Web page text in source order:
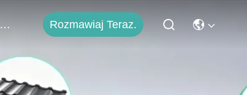
Skontaktuj Się Z Nami Rozmawiaj Teraz.